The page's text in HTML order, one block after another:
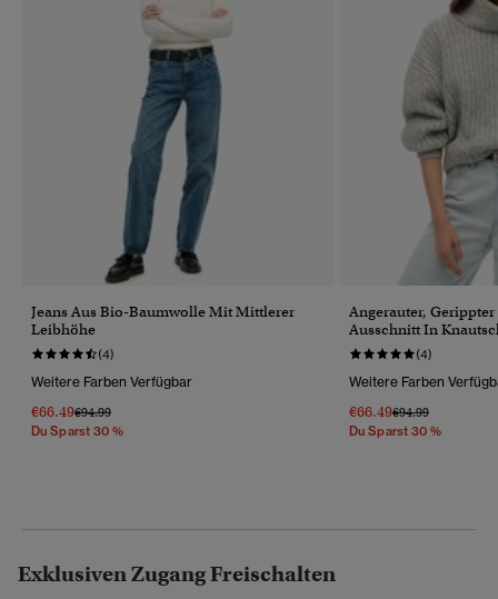
Jeans Aus Bio-Baumwolle Mit Mittlerer
Leibhöhe
(4)
Weitere Farben Verfügbar
€66.49Preis Wurde Reduziert Von
€94.99Bis
Du Sparst 30 %
Angerauter,
Ausschnitt In
(4)
Weitere Farben
€66.49Preis Wurde
€94.99Bis
Du Sparst 30 %
Exklusiven Zugang Freischalten